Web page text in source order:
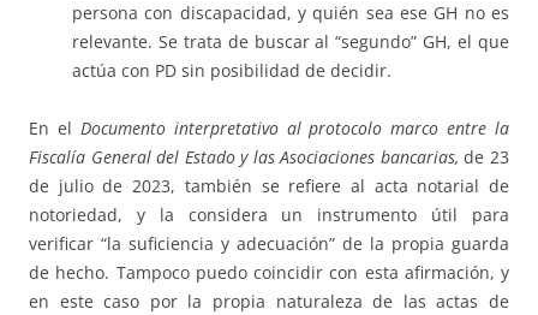
persona con discapacidad, y quién sea ese GH no es
relevante. Se trata de buscar al “segundo” GH, el que
actúa con PD sin posibilidad de decidir.
En el Documento interpretativo al protocolo marco entre la
Fiscalía General del Estado y las Asociaciones bancarias, de 23
de julio de 2023, también se refiere al acta notarial de
notoriedad, y la considera un instrumento útil para
verificar “la suficiencia y adecuación” de la propia guarda
de hecho. Tampoco puedo coincidir con esta afirmación, y
en este caso por la propia naturaleza de las actas de